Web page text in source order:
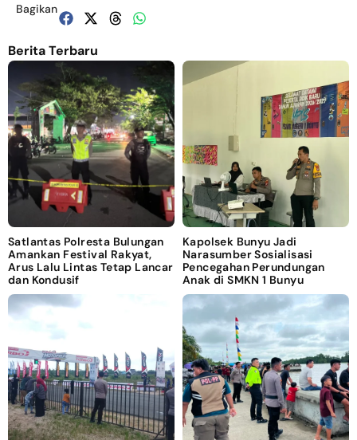
Bagikan
Berita Terbaru
Satlantas Polresta Bulungan
Amankan Festival Rakyat,
Arus Lalu Lintas Tetap Lancar
dan Kondusif
Kapolsek Bunyu Jadi
Narasumber Sosialisasi
Pencegahan Perundungan
Anak di SMKN 1 Bunyu